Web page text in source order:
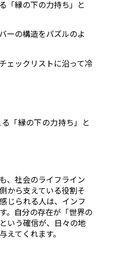
「縁の下の力持ち」と
ーの構造をパズルのよ
ェックリストに沿って冷
「縁の下の力持ち」と
、社会のライフライン
から支えている役割そ
じられる人は、インフ
。自分の存在が「世界の
いう確信が、日々の地
えてくれます。